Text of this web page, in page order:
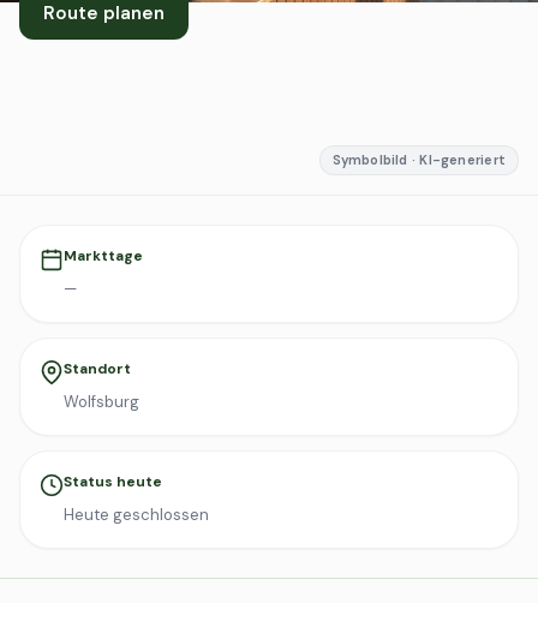
Route planen
Symbolbild · KI-generiert
Markttage
—
Standort
Wolfsburg
Status heute
Heute geschlossen